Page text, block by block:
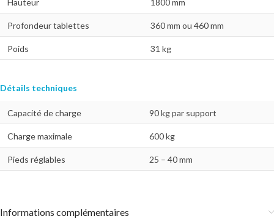
Hauteur 1800 mm
Profondeur tablettes 360 mm ou 460 mm
Poids 31 kg
Détails techniques
Capacité de charge 90 kg par support
Charge maximale 600 kg
Pieds réglables 25 – 40 mm
Informations complémentaires